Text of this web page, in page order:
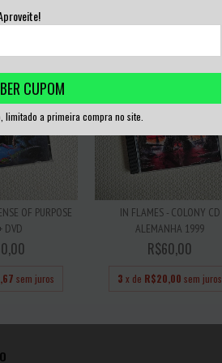
CUPOM
limitado a primeira compra no site.
sem juros
OF PURPOSE
DVD
sem juros
IN FLAMES - COLONY CD
ALEMANHA 1999
R$60,00
3 x de R$20,00 sem juros